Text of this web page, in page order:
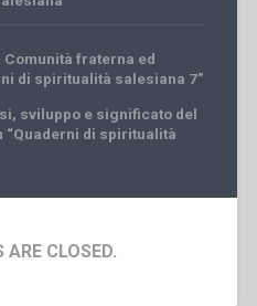
fraterna ed
di spiritualità salesiana 7”
sviluppo e significato del
“Quaderni di spiritualità
CLOSED.